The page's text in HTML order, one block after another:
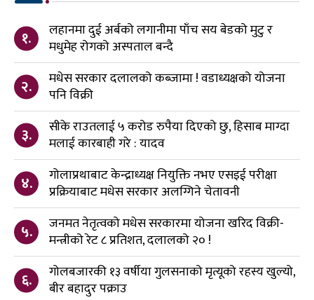
१.
लहानमा दुई अर्बको लगानीमा पाँच सय बेडको मुटु र
मधुमेह रोगको अस्पताल बन्दै
२.
मधेस सरकार दलालको कब्जामा ! वडाध्यक्षको योजना
पनि विक्री
३.
सीके राउतलाई ५ करोड रुपैया दिएको छु, हिसाब माग्दा
मलाई कारबाही गरे : यादव
४.
गोलाप्रथाबाट केन्द्राध्यक्ष नियुक्ति नभए एसइई परीक्षा
प्रक्रियाबाट मधेस सरकार अलग्गिने चेतावनी
५.
जनमत नेतृत्वको मधेस सरकारमा योजना खरिद विक्री-
मन्त्रीको रेट ८ प्रतिशत, दलालको २० !
६.
गोलबजारकी १३ वर्षीया गुलसनाको मृत्यूको रहस्य खुल्यो,
बीर बहादुर पक्राउ